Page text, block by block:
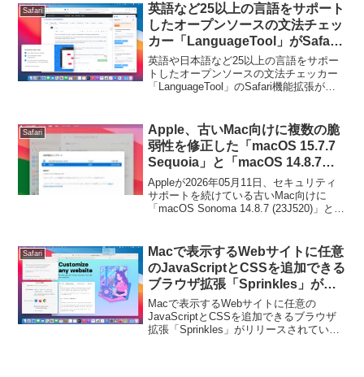
Safari
英語など25以上の言語をサポート
したオープンソースの文法チェッ
カー「LanguageTool」がSafari
に対応。
英語や日本語など25以上の言語をサポー
トしたオープンソースの文法チェッカー
「LanguageTool」のSafari機能拡張がリ
Safari
Apple、古いMac向けに複数の脆
弱性を修正した「macOS 15.7.7
Sequoia」と「macOS 14.8.7
Sonoma」、「Safari v26.5」を
リリース。
Appleが2026年05月11日、セキュリティ
サポートを続けている古いMac向けに
「macOS Sonoma 14.8.7 (23J520)」と
弱性を修正したWebブラウザ「Safari
v26.5」をリリースしています。
Safari
Macで表示するWebサイトに任意
のJavaScriptとCSSを追加できる
ブラウザ拡張「Sprinkles」がリ
リース。
Macで表示するWebサイトに任意の
JavaScriptとCSSを追加できるブラウザ
拡張「Sprinkles」がリリースされていま